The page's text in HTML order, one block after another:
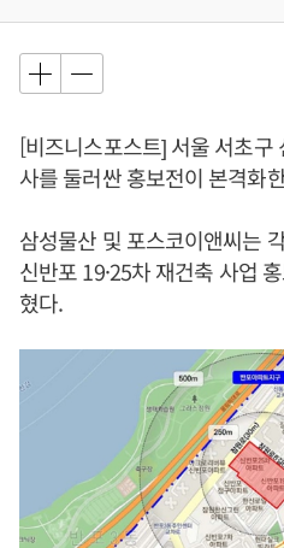
[비즈니스포스트] 서울 서초구
사를 둘러싼 홍보전이 본격화
삼성물산 및 포스코이앤씨는
신반포 19·25차 재건축 사업
혔다.